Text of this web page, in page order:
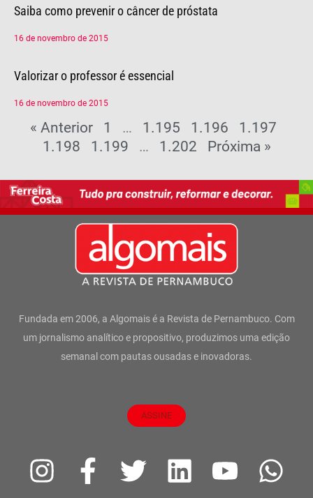
Saiba como prevenir o câncer de próstata
16 de novembro de 2015
Valorizar o professor é essencial
16 de novembro de 2015
« Anterior 1 … 1.195 1.196 1.197
1.198 1.199 … 1.202 Próxima »
Fundada em 2006, a Algomais é a Revista de Pernambuco. Com
um jornalismo analítico e propositivo, produzimos uma edição
semanal com pautas ousadas e inovadoras.
ASSINE
I
F
T
L
Y
W